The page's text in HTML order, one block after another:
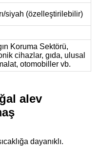
siyah (özelleştirilebilir)
Koruma Sektörü,
cihazlar, gıda, ulusal
otomobiller vb.
alev
dayanıklı.